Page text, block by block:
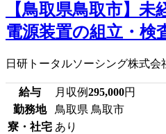
【鳥取県鳥取市】未
電源装置の組立・検
日研トータルソーシング株式会
給与 月収例295,000円
勤務地
鳥取県 鳥取市
寮・社宅 あり